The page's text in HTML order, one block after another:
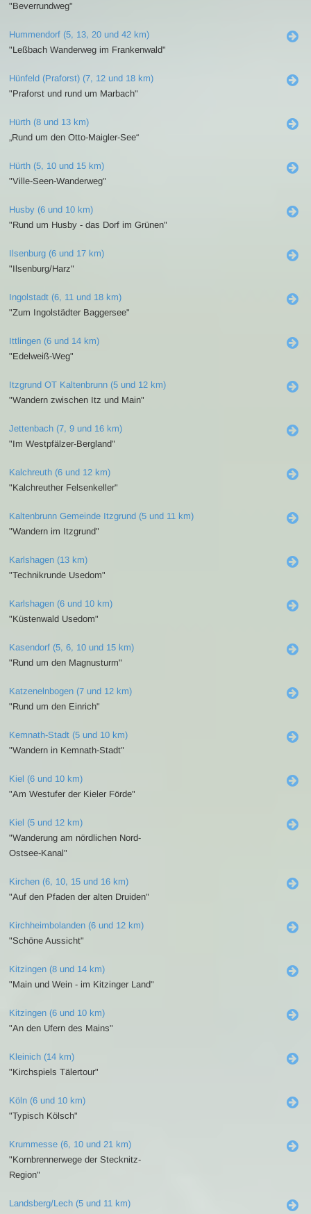
"Beverrundweg"
Hummendorf (5, 13, 20 und 42 km)
"Leßbach Wanderweg im Frankenwald"
Hünfeld (Praforst) (7, 12 und 18 km)
"Praforst und rund um Marbach"
Hürth (8 und 13 km)
„Rund um den Otto-Maigler-See“
Hürth (5, 10 und 15 km)
"Ville-Seen-Wanderweg"
Husby (6 und 10 km)
"Rund um Husby - das Dorf im Grünen"
Ilsenburg (6 und 17 km)
"Ilsenburg/Harz"
Ingolstadt (6, 11 und 18 km)
"Zum Ingolstädter Baggersee"
Ittlingen (6 und 14 km)
"Edelweiß-Weg"
Itzgrund OT Kaltenbrunn (5 und 12 km)
"Wandern zwischen Itz und Main"
Jettenbach (7, 9 und 16 km)
"Im Westpfälzer-Bergland"
Kalchreuth (6 und 12 km)
"Kalchreuther Felsenkeller"
Kaltenbrunn Gemeinde Itzgrund (5 und 11 km)
"Wandern im Itzgrund"
Karlshagen (13 km)
"Technikrunde Usedom"
Karlshagen (6 und 10 km)
"Küstenwald Usedom"
Kasendorf (5, 6, 10 und 15 km)
"Rund um den Magnusturm"
Katzenelnbogen (7 und 12 km)
"Rund um den Einrich"
Kemnath-Stadt (5 und 10 km)
"Wandern in Kemnath-Stadt"
Kiel (6 und 10 km)
"Am Westufer der Kieler Förde"
Kiel (5 und 12 km)
"Wanderung am nördlichen Nord-
Ostsee-Kanal"
Kirchen (6, 10, 15 und 16 km)
"Auf den Pfaden der alten Druiden"
Kirchheimbolanden (6 und 12 km)
"Schöne Aussicht"
Kitzingen (8 und 14 km)
"Main und Wein - im Kitzinger Land"
Kitzingen (6 und 10 km)
"An den Ufern des Mains"
Kleinich (14 km)
"Kirchspiels Tälertour"
Köln (6 und 10 km)
"Typisch Kölsch"
Krummesse (6, 10 und 21 km)
"Kornbrennerwege der Stecknitz-
Region"
Landsberg/Lech (5 und 11 km)